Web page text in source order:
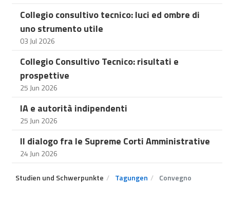
Collegio consultivo tecnico: luci ed ombre di
uno strumento utile
03 Jul 2026
Collegio Consultivo Tecnico: risultati e
prospettive
25 Jun 2026
IA e autorità indipendenti
25 Jun 2026
Il dialogo fra le Supreme Corti Amministrative
24 Jun 2026
Studien und Schwerpunkte Tagungen Convegno